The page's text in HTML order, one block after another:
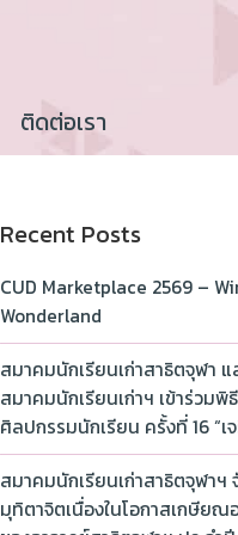
ติดต่อเรา
Recent Posts
CUD Marketplace 2569 –
Wonderland
สมาคมนักเรียนเก่าสาธิตจุฬา แ
สมาคมนักเรียนเก่าฯ เข้าร่วมพิ
ศิลปกรรมนักเรียน ครั้งที่ 16 “เ
สมาคมนักเรียนเก่าสาธิตจุฬาฯ
มุทิตาจิตเนื่องในโอกาสเกษียณ